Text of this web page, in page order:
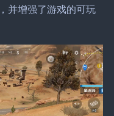
并增强了游戏的可玩